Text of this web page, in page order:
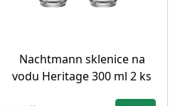
Nachtmann sklenice na
vodu Heritage 300 ml 2 ks